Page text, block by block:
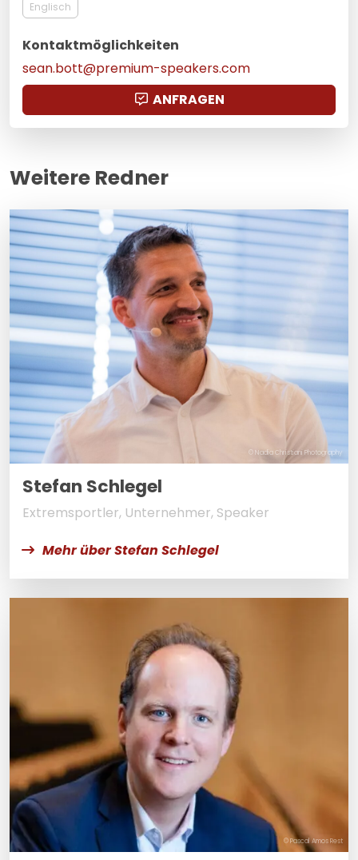
Englisch
Kontaktmöglichkeiten
sean.bott@premium-speakers.com
ANFRAGEN
Weitere Redner
© Nadia Christiani Photography
Stefan Schlegel
Extremsportler, Unternehmer, Speaker
Mehr über Stefan Schlegel
© Pascal Amos Rest